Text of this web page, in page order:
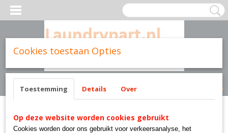
Inloggen Registreren
(0)
Home >Cissell parts>10310 AIR CISSELL
Cookies toestaan Opties
Toestemming Details Over
Op deze website worden cookies gebruikt
Cookies worden door ons gebruikt voor verkeersanalyse, het